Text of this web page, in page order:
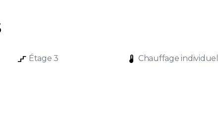
stairs_2 Étage 3 device_thermostat Chauffage individuel